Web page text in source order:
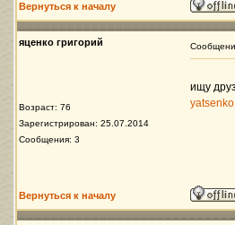
Вернуться к началу
яценко григорий
Возраст: 76
Зарегистрирован: 25.07.2014
Сообщения: 3
ищу
Вернуться к началу